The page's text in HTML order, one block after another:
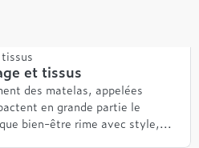
et tissus
des matelas, appelées
en grande partie le
bien-être rime avec style,...